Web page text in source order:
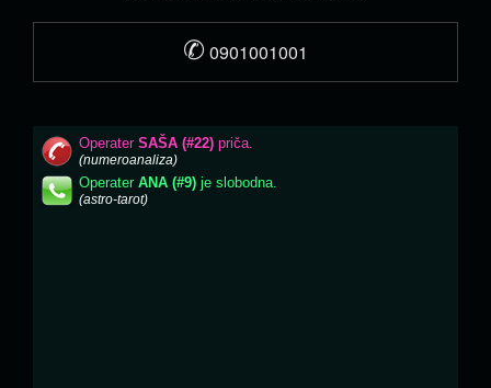
✆ 0901001001